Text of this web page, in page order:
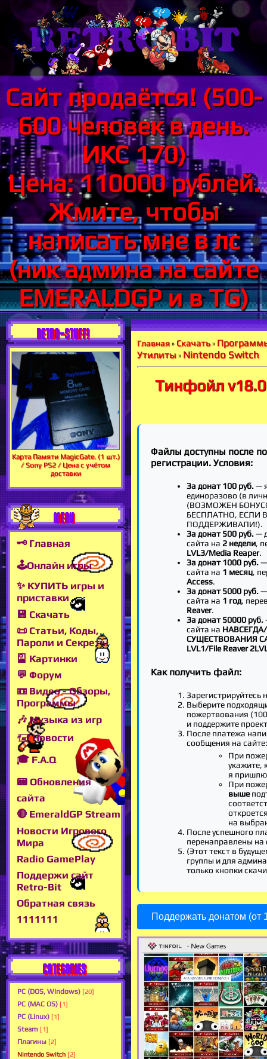
Сайт продаётся! (500-
600 человек в день.
ИКС 170)
Цена: 110000 рублей.
Жмите, чтобы
написать мне в лс
(ник админа на сайте
EMERALDGP и в TG)
RETRO-STUFF!
Карта Памяти MagicGate. (1 шт.)
/ Sony PS2 / Цена с учётом
доставки
MENU
🗝 Главная
🕹Онлайн игры
✨ КУПИТЬ игры и
приставки
💾 Скачать
📜 Статьи, Коды,
Пароли и Секреты
🎴 Картинки
💬 Форум
📼 Видео - Обзоры,
Программы
🎶 Музыка из игр
🖅 Новости
🎓 F.A.Q
📟 Обновления
сайта
🔴 EmeraldGP Stream
Новости Игрового
Мира
Radio GamePlay
Поддержи сайт
Retro-Bit
Обратная связь
1111111
CATEGORIES
PC (DOS, Windows) [20]
PC (MAC OS) [1]
PC (Linux) [1]
Steam [1]
Плагины [2]
Nintendo Switch [2]
Главная » Скачать»
Утилиты » Nintendo Switch
Тинфойл v18.0
Файлы доступны после
регистрации. Условия:
За донат 100 руб.—
единоразово (в
(ВОЗМОЖЕН
БЕСПЛАТНО, ЕСЛИ
ПОДДЕРЖИВАЛИ!).
За донат 500 руб.—
сайта на 2 недели,
LVL3/Media Reaper.
За донат 1000 руб.—
сайта на 1 месяц,
Access.
За донат 5000 руб.—
сайта на 1 год,
Reaver.
За донат 50000 руб.
сайта на
СУЩЕСТВОВАНИЯ
LVL1/File Reaver
Как получить файл:
Зарегистрируйтесь
Выберите
пожертвования
и поддержите
После платежа
сообщения на сайте:
При
укажите,
я пришлю
При
выше
на
После успешного
перенаправлены на
(Этот текст в
группы и для
только кнопки
Поддержать донатом (от